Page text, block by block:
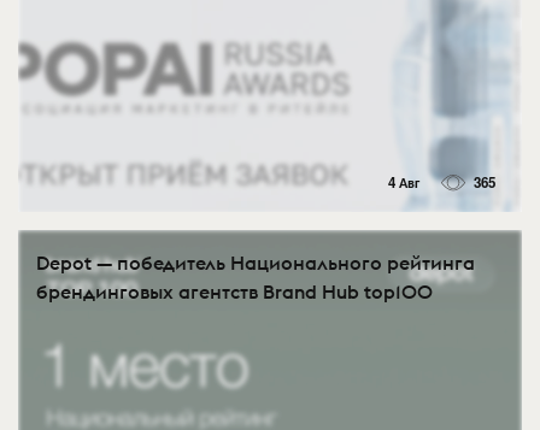
4 Авг 365
Depot — победитель Национального рейтинга
брендинговых агентств Brand Hub top100